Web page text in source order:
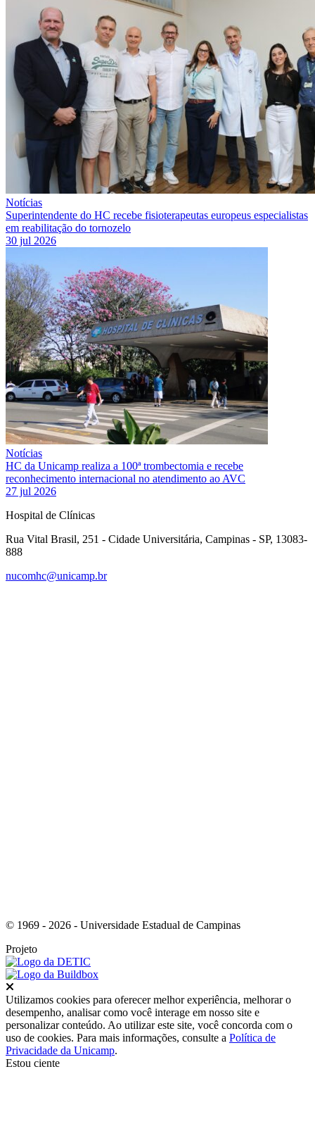
Notícias
Superintendente do HC recebe fisioterapeutas europeus especialistas
em reabilitação do tornozelo
30 jul 2026
Notícias
HC da Unicamp realiza a 100ª trombectomia e recebe
reconhecimento internacional no atendimento ao AVC
27 jul 2026
Hospital de Clínicas
Rua Vital Brasil, 251 - Cidade Universitária, Campinas - SP, 13083-
888
nucomhc@unicamp.br
© 1969 - 2026 - Universidade Estadual de Campinas
Projeto
Utilizamos cookies para oferecer melhor experiência, melhorar o
desempenho, analisar como você interage em nosso site e
personalizar conteúdo. Ao utilizar este site, você concorda com o
uso de cookies. Para mais informações, consulte a Política de
Privacidade da Unicamp.
Estou ciente